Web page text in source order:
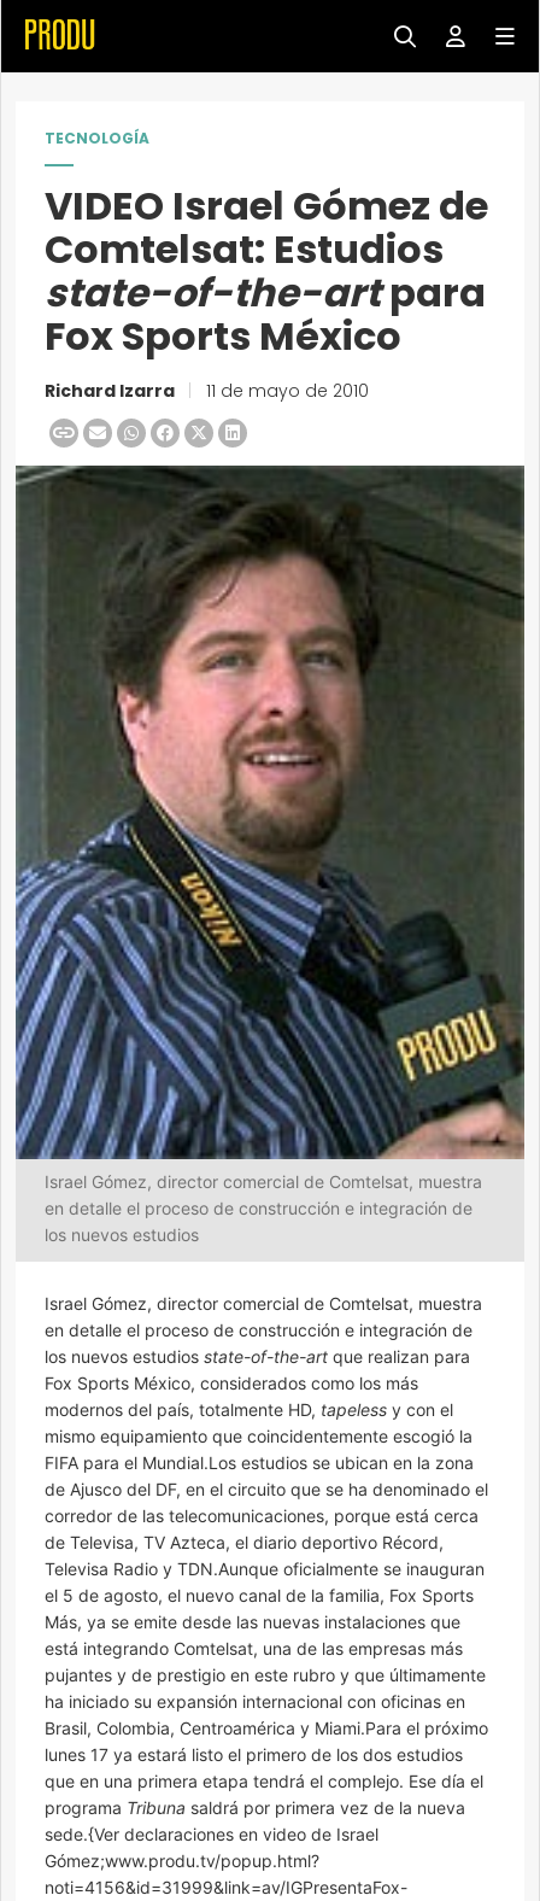
TECNOLOGÍA
VIDEO Israel Gómez de
Comtelsat: Estudios
state-of-the-artpara
Fox Sports México
Richard Izarra 11 de mayo de 2010
Israel Gómez, director comercial de Comtelsat, muestra
en detalle el proceso de construcción e integración de
los nuevos estudios
Israel Gómez, director comercial de Comtelsat, muestra
en detalle el proceso de construcción e integración de
los nuevos estudios state-of-the-art que realizan para
Fox Sports México, considerados como los más
modernos del país, totalmente HD, tapeless y con el
mismo equipamiento que coincidentemente escogió la
FIFA para el Mundial.Los estudios se ubican en la zona
de Ajusco del DF, en el circuito que se ha denominado el
corredor de las telecomunicaciones, porque está cerca
de Televisa, TV Azteca, el diario deportivo Récord,
Televisa Radio y TDN.Aunque oficialmente se inauguran
el 5 de agosto, el nuevo canal de la familia, Fox Sports
Más, ya se emite desde las nuevas instalaciones que
está integrando Comtelsat, una de las empresas más
pujantes y de prestigio en este rubro y que últimamente
ha iniciado su expansión internacional con oficinas en
Brasil, Colombia, Centroamérica y Miami.Para el próximo
lunes 17 ya estará listo el primero de los dos estudios
que en una primera etapa tendrá el complejo. Ese día el
programa Tribuna saldrá por primera vez de la nueva
sede.{Ver declaraciones en video de Israel
Gómez;www.produ.tv/popup.html?
noti=4156&id=31999&link=av/IGPresentaFox-